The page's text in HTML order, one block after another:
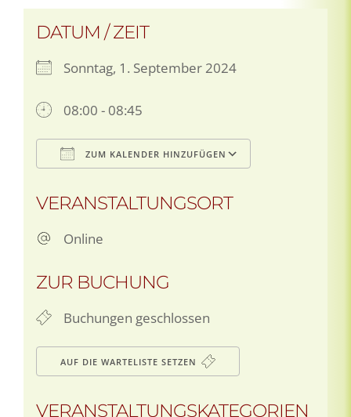
DATUM / ZEIT
Sonntag, 1. September 2024
08:00 - 08:45
ZUM KALENDER HINZUFÜGEN
VERANSTALTUNGSORT
Online
ZUR BUCHUNG
Buchungen geschlossen
AUF DIE WARTELISTE SETZEN
VERANSTALTUNGSKATEGORIEN